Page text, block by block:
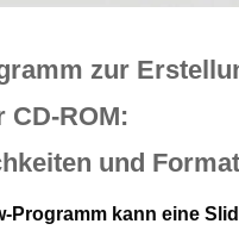
zur
CD-ROM:
und
Programm kann eine